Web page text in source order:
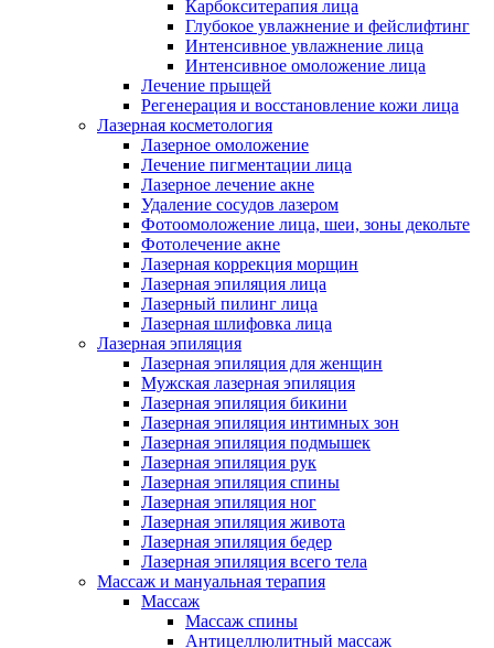
Карбокситерапия лица
Глубокое увлажнение и фейслифтинг
Интенсивное увлажнение лица
Интенсивное омоложение лица
Лечение прыщей
Регенерация и восстановление кожи лица
Лазерная косметология
Лазерное омоложение
Лечение пигментации лица
Лазерное лечение акне
Удаление сосудов лазером
Фотоомоложение лица, шеи, зоны декольте
Фотолечение акне
Лазерная коррекция морщин
Лазерная эпиляция лица
Лазерный пилинг лица
Лазерная шлифовка лица
Лазерная эпиляция
Лазерная эпиляция для женщин
Мужская лазерная эпиляция
Лазерная эпиляция бикини
Лазерная эпиляция интимных зон
Лазерная эпиляция подмышек
Лазерная эпиляция рук
Лазерная эпиляция спины
Лазерная эпиляция ног
Лазерная эпиляция живота
Лазерная эпиляция бедер
Лазерная эпиляция всего тела
Массаж и мануальная терапия
Массаж
Массаж спины
Антицеллюлитный массаж